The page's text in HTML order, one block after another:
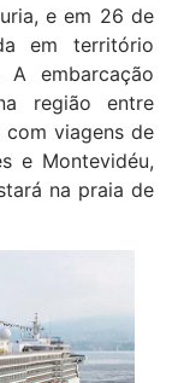
e em 26 de
em território
embarcação
região entre
viagens de
e Montevidéu,
na praia de